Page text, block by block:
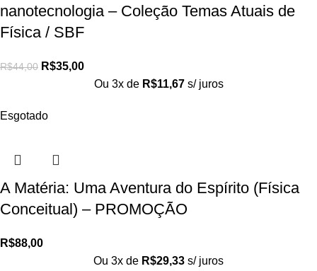
nanotecnologia – Coleção Temas Atuais de
Física / SBF
R$44,00 R$35,00
Ou 3x de R$11,67 s/ juros
Esgotado
A Matéria: Uma Aventura do Espírito (Física
Conceitual) – PROMOÇÃO
R$88,00
Ou 3x de R$29,33 s/ juros